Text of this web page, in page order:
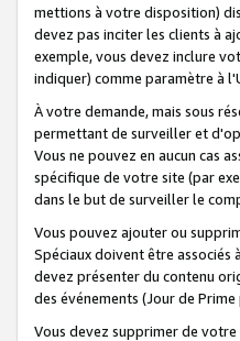
mettions à votre disposition)
devez pas inciter les clients à
exemple, vous devez inclure
indiquer) comme paramètre à
À votre demande, mais sous
permettant de surveiller et
Vous ne pouvez en aucun cas
spécifique de votre site (par
dans le but de surveiller le
Vous pouvez ajouter ou
Spéciaux doivent être associés
devez présenter du contenu
des événements (Jour de
Vous devez supprimer de